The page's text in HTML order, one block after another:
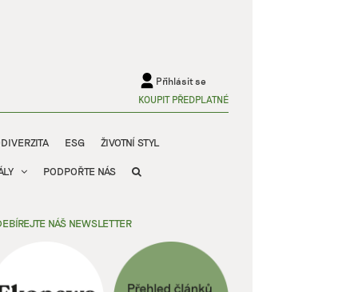
Přihlásit se
KOUPIT PŘEDPLATNÉ
ESG ŽIVOTNÍ STYL
PODPOŘTE NÁS
NÁŠ NEWSLETTER